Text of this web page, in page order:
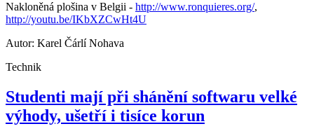
Nakloněná plošina v Belgii - http://www.ronquieres.org/,
http://youtu.be/IKbXZCwHt4U
Autor: Karel Čárlí Nohava
Technik
Studenti mají při shánění softwaru velké
výhody, ušetří i tisíce korun